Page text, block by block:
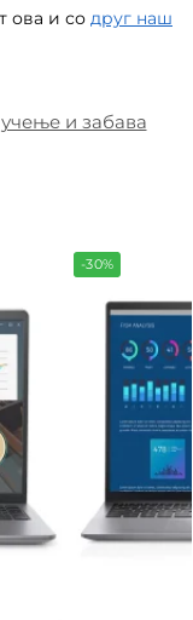
ова и со друг наш
и забава
-30%